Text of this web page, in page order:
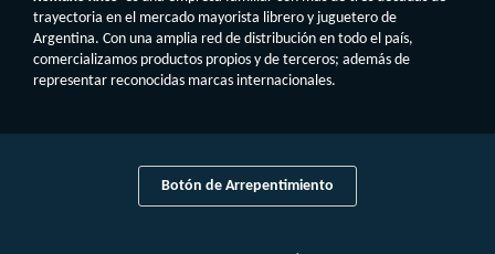
trayectoria en el mercado mayorista librero y juguetero de
Argentina. Con una amplia red de distribución en todo el país,
comercializamos productos propios y de terceros; además de
representar reconocidas marcas internacionales.
Botón de Arrepentimiento